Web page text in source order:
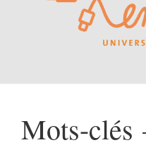
Mots-clés